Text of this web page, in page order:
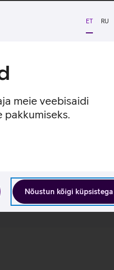
ET RU
meie veebisaidi
pakkumiseks.
Nõustun kõigi küpsistega
spordiülekannete kui ka
muudab kuulamiskogemuse
ühtseks, rikkalikuks
ja kontrastsema pildi.
tagab terava ja ühtlase